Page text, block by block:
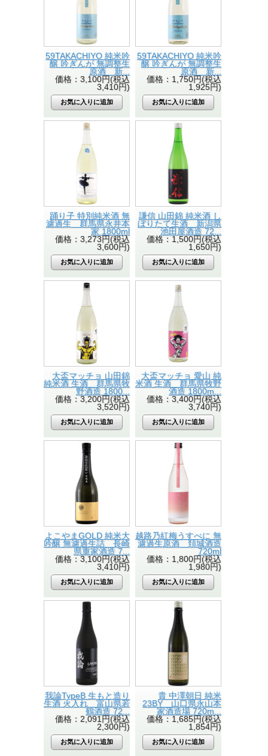
59TAKACHIYO 純米吟
醸 吟ぎんが 無調整生
原酒 新...
価格：3,100円(税込
3,410円)
59TAKACHIYO 純米吟
醸 吟ぎんが 無調整生
原酒 新...
価格：1,750円(税込
1,925円)
踊り子 特別純米酒 無
濾過生 群馬県永井本
家 1800ml
価格：3,273円(税込
3,600円)
謙信 山田錦 純米酒 し
ぼりたて生酒 新潟県
池田屋酒造 72...
価格：1,500円(税込
1,650円)
大盃マッチョ 山田錦
純米酒 生酒 群馬県牧
野酒造 1800...
価格：3,200円(税込
3,520円)
大盃マッチョ 愛山 純
米酒 生酒 群馬県牧野
酒造 1800m...
価格：3,400円(税込
3,740円)
よこやまGOLD 純米大
吟醸 無濾過生詰 長崎
県重家酒造 7...
価格：3,100円(税込
3,410円)
越路乃紅梅うすべに 無
濾過生原酒 頚城酒造
720ml
価格：1,800円(税込
1,980円)
我論TypeB 生もと造り
生酒 火入れ 富山県若
鶴酒造 72...
価格：2,091円(税込
2,300円)
貴 中澤朝日 純米
23BY 山口県永山本
家酒造場 720m...
価格：1,685円(税込
1,854円)